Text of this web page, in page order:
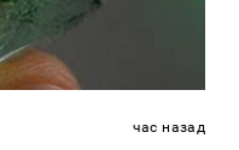
час назад